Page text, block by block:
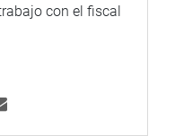
con el fiscal